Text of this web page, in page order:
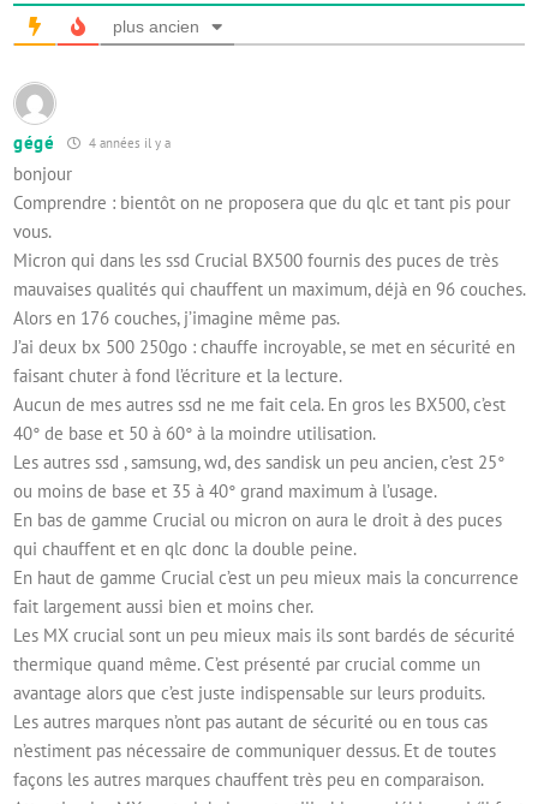
plus ancien
gégé 4 années il y a
bonjour
Comprendre : bientôt on ne proposera que du qlc et tant pis pour
vous.
Micron qui dans les ssd Crucial BX500 fournis des puces de très
mauvaises qualités qui chauffent un maximum, déjà en 96 couches.
Alors en 176 couches, j’imagine même pas.
J’ai deux bx 500 250go : chauffe incroyable, se met en sécurité en
faisant chuter à fond l’écriture et la lecture.
Aucun de mes autres ssd ne me fait cela. En gros les BX500, c’est
40° de base et 50 à 60° à la moindre utilisation.
Les autres ssd , samsung, wd, des sandisk un peu ancien, c’est 25°
ou moins de base et 35 à 40° grand maximum à l’usage.
En bas de gamme Crucial ou micron on aura le droit à des puces
qui chauffent et en qlc donc la double peine.
En haut de gamme Crucial c’est un peu mieux mais la concurrence
fait largement aussi bien et moins cher.
Les MX crucial sont un peu mieux mais ils sont bardés de sécurité
thermique quand même. C’est présenté par crucial comme un
avantage alors que c’est juste indispensable sur leurs produits.
Les autres marques n’ont pas autant de sécurité ou en tous cas
n’estiment pas nécessaire de communiquer dessus. Et de toutes
façons les autres marques chauffent très peu en comparaison.